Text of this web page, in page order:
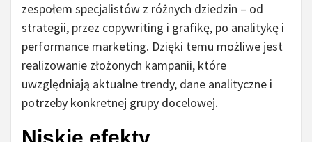
zespołem specjalistów z różnych dziedzin – od
strategii, przez copywriting i grafikę, po analitykę i
performance marketing. Dzięki temu możliwe jest
realizowanie złożonych kampanii, które
uwzględniają aktualne trendy, dane analityczne i
potrzeby konkretnej grupy docelowej.